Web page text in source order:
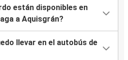
están disponibles en
a Aquisgrán?
llevar en el autobús de